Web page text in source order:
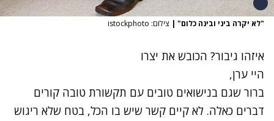
"לא יקרה ביני ובינה כלום" | צילום: istockphoto
איזהו גיבור? הכובש את יצרו
היי ערן,
ברור שגם בנישואים טובים עם תקשורת טובה קורים
דברים כאלה. לא קיים קשר שיש בו הכל, בטח שלא ריגוש